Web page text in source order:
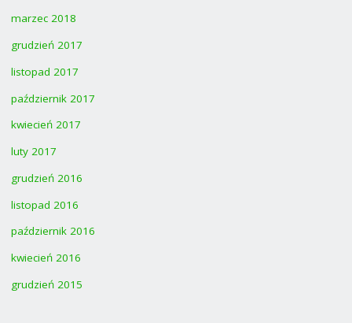
marzec 2018
grudzień 2017
listopad 2017
październik 2017
kwiecień 2017
luty 2017
grudzień 2016
listopad 2016
październik 2016
kwiecień 2016
grudzień 2015